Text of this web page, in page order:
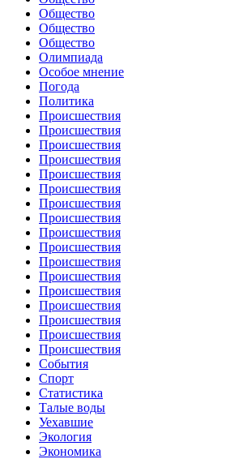
Общество
Общество
Общество
Олимпиада
Особое мнение
Погода
Политика
Происшествия
Происшествия
Происшествия
Происшествия
Происшествия
Происшествия
Происшествия
Происшествия
Происшествия
Происшествия
Происшествия
Происшествия
Происшествия
Происшествия
Происшествия
Происшествия
Происшествия
События
Спорт
Статистика
Талые воды
Уехавшие
Экология
Экономика